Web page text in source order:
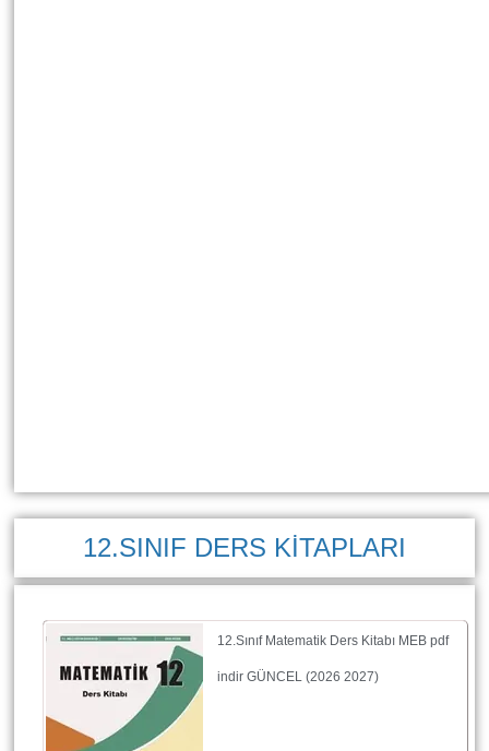
12.SINIF DERS KİTAPLARI
12.Sınıf Matematik Ders Kitabı MEB pdf
indir GÜNCEL (2026 2027)